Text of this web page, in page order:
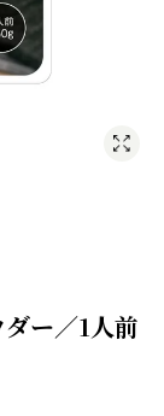
ダー／1人前